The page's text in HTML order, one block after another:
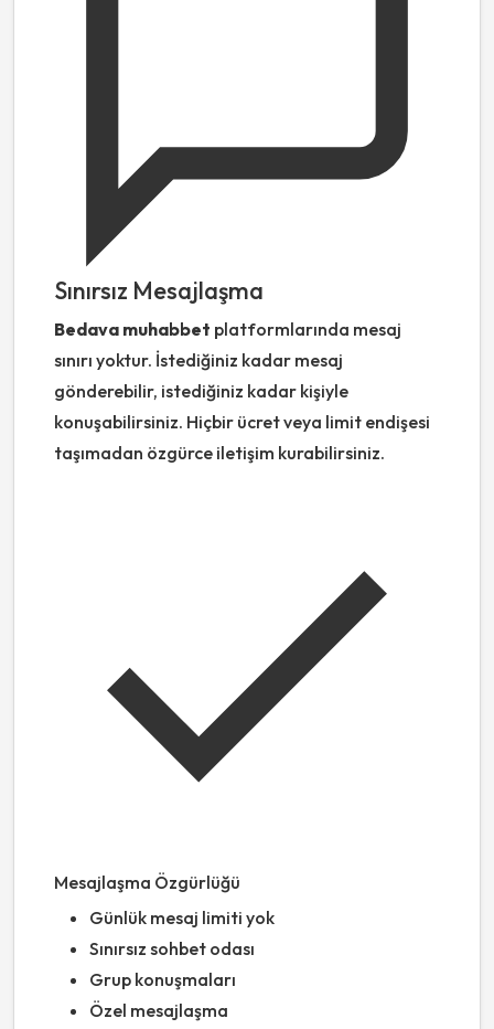
Sınırsız Mesajlaşma
Bedava muhabbet platformlarında mesaj
sınırı yoktur. İstediğiniz kadar mesaj
gönderebilir, istediğiniz kadar kişiyle
konuşabilirsiniz. Hiçbir ücret veya limit endişesi
taşımadan özgürce iletişim kurabilirsiniz.
Mesajlaşma Özgürlüğü
Günlük mesaj limiti yok
Sınırsız sohbet odası
Grup konuşmaları
Özel mesajlaşma